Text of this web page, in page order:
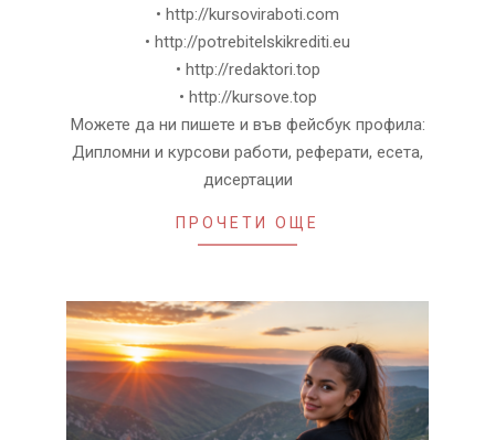
• http://kursoviraboti.com
• http://potrebitelskikrediti.eu
• http://redaktori.top
• http://kursove.top
Можете да ни пишете и във фейсбук профила:
Дипломни и курсови работи, реферати, есета,
дисертации
ПРОЧЕТИ ОЩЕ